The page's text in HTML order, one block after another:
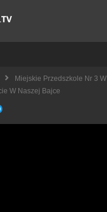
Miejskie Przedszkole Nr 3 W
W Naszej Bajce